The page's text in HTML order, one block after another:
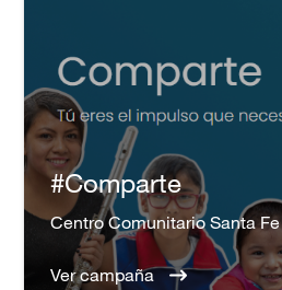
#Comparte
Centro Comunitario Santa Fe
Ver campaña